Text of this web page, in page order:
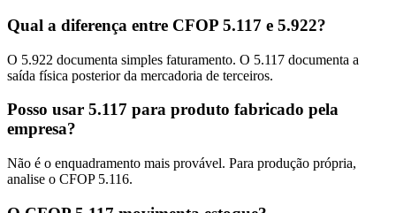
Qual a diferença entre CFOP 5.117 e 5.922?
O 5.922 documenta simples faturamento. O 5.117 documenta a
saída física posterior da mercadoria de terceiros.
Posso usar 5.117 para produto fabricado pela
empresa?
Não é o enquadramento mais provável. Para produção própria,
analise o CFOP 5.116.